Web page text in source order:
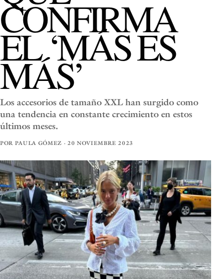
CONFIRMA
EL ‘MÁS ES
MÁS’
Los accesorios de tamaño XXL han surgido como
una tendencia en constante crecimiento en estos
últimos meses.
POR PAULA GÓMEZ · 20 NOVIEMBRE 2023